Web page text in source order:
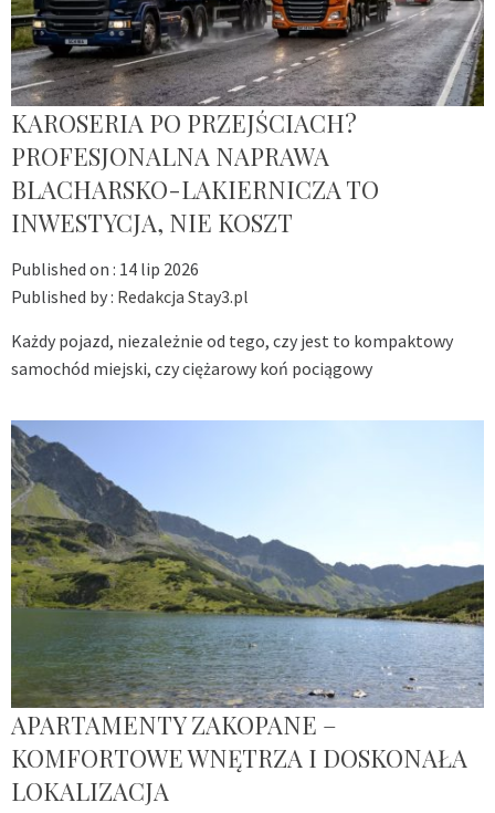
KAROSERIA PO PRZEJŚCIACH?
PROFESJONALNA NAPRAWA
BLACHARSKO-LAKIERNICZA TO
INWESTYCJA, NIE KOSZT
Published on : 14 lip 2026
Published by : Redakcja Stay3.pl
Każdy pojazd, niezależnie od tego, czy jest to kompaktowy
samochód miejski, czy ciężarowy koń pociągowy
APARTAMENTY ZAKOPANE –
KOMFORTOWE WNĘTRZA I DOSKONAŁA
LOKALIZACJA